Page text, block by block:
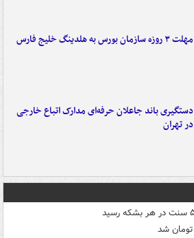
مهلت ۳ روزه سازمان بورس به هلدینگ خلیج فارس
دستگیری باند جاعلان حرفه‌ای مدارک اتباع خارجی
در تهران